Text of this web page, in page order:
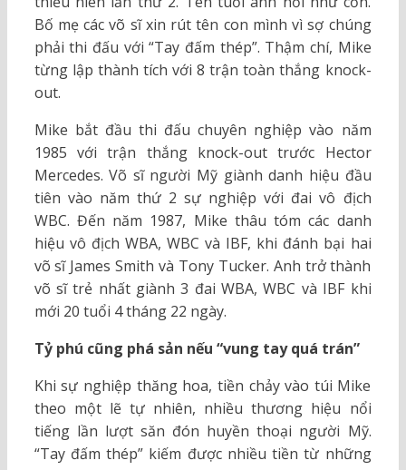
Bố mẹ các võ sĩ xin rút tên con mình vì sợ chúng
phải thi đấu với “Tay đấm thép”. Thậm chí, Mike
từng lập thành tích với 8 trận toàn thắng knock-
out.
Mike bắt đầu thi đấu chuyên nghiệp vào năm
1985 với trận thắng knock-out trước Hector
Mercedes. Võ sĩ người Mỹ giành danh hiệu đầu
tiên vào năm thứ 2 sự nghiệp với đai vô địch
WBC. Đến năm 1987, Mike thâu tóm các danh
hiệu vô địch WBA, WBC và IBF, khi đánh bại hai
võ sĩ James Smith và Tony Tucker. Anh trở thành
võ sĩ trẻ nhất giành 3 đai WBA, WBC và IBF khi
mới 20 tuổi 4 tháng 22 ngày.
Tỷ phú cũng phá sản nếu “vung tay quá trán”
Khi sự nghiệp thăng hoa, tiền chảy vào túi Mike
theo một lẽ tự nhiên, nhiều thương hiệu nổi
tiếng lần lượt săn đón huyền thoại người Mỹ.
“Tay đấm thép” kiếm được nhiều tiền từ những